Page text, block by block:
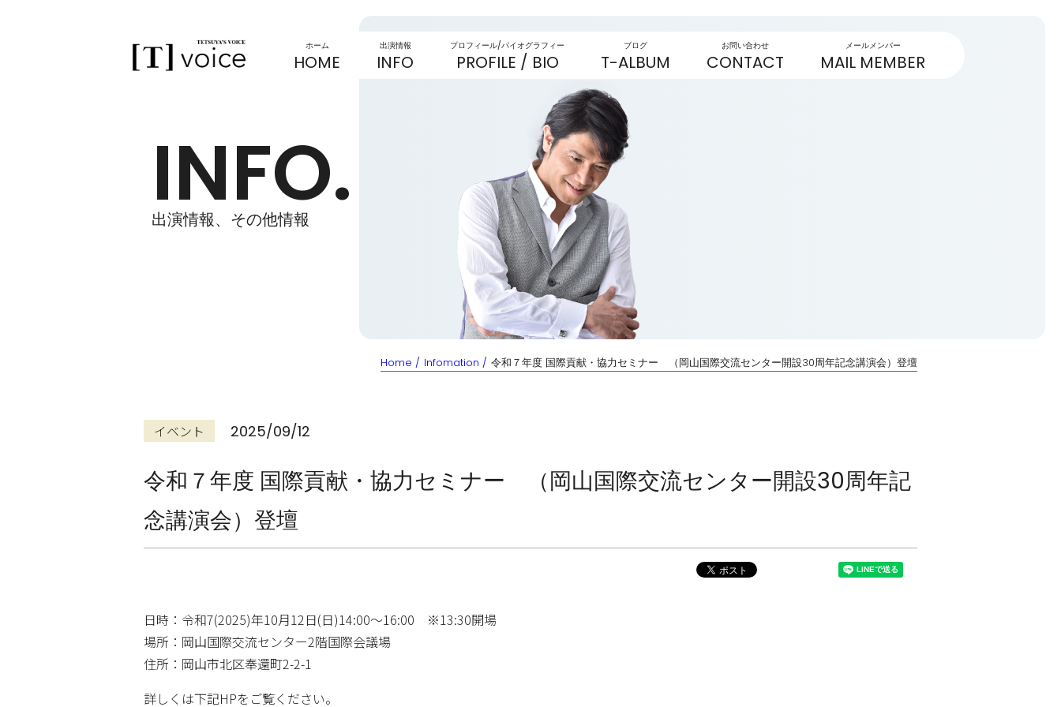
ホーム
HOME
出演情報
INFO
プロフィール/バイオグラフィー
PROFILE / BIO
ブログ
T-ALBUM
お問い合わせ
CONTACT
メールメンバー
MAIL MEMBER
INFO.
出演情報、その他情報
Home Infomation 令和７年度 国際貢献・協力セミナー （岡山国際交流センター開設30周年記念講演会）登壇
イベント 2025/09/12
令和７年度 国際貢献・協力セミナー （岡山国際交流センター開設30周年記
念講演会）登壇
日時：令和7(2025)年10月12日(日)14:00～16:00 ※13:30開場
場所：岡山国際交流センター2階国際会議場
住所：岡山市北区奉還町2-2-1
詳しくは下記HPをご覧ください。